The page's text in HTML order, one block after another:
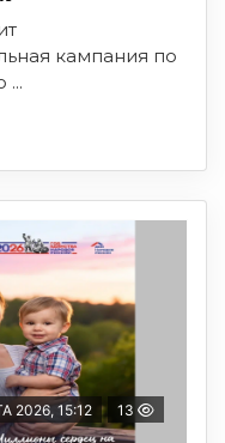
кампания по
...
2026, 15:12 13